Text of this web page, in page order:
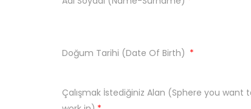
Doğum Tarihi (Date Of Birth) *
Çalışmak İstediğiniz Alan (Sphere you want